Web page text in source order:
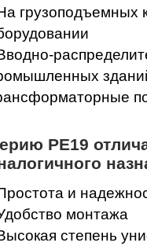
грузоподъемных
РЕ19
и
монтажа
степень